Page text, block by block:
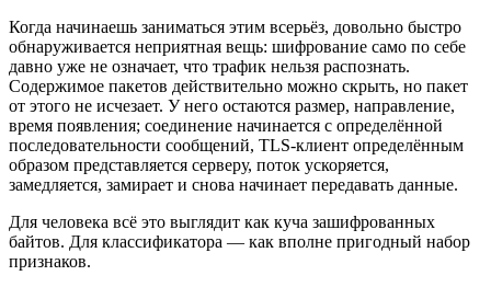
Когда начинаешь заниматься этим всерьёз, довольно быстро
обнаруживается неприятная вещь: шифрование само по себе
давно уже не означает, что трафик нельзя распознать.
Содержимое пакетов действительно можно скрыть, но пакет
от этого не исчезает. У него остаются размер, направление,
время появления; соединение начинается с определённой
последовательности сообщений, TLS-клиент определённым
образом представляется серверу, поток ускоряется,
замедляется, замирает и снова начинает передавать данные.
Для человека всё это выглядит как куча зашифрованных
байтов. Для классификатора — как вполне пригодный набор
признаков.